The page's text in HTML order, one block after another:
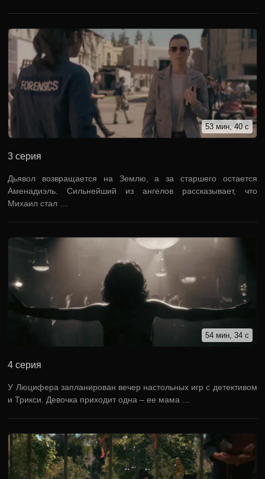
53 мин, 40 с
3 серия
Дьявол возвращается на Землю, а за старшего остается
Аменадиэль. Сильнейший из ангелов рассказывает, что
Михаил стал …
54 мин, 34 с
4 серия
У Люцифера запланирован вечер настольных игр с детективом
и Трикси. Девочка приходит одна – ее мама …